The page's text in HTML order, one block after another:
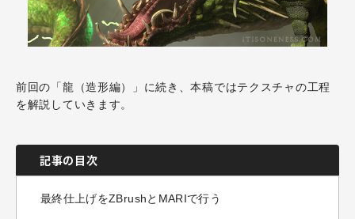
前回の「龍（造形編）」に続き、本稿ではテクスチャの工程
を解説していきます。
記事の目次
最終仕上げをZBrushとMARIで行う